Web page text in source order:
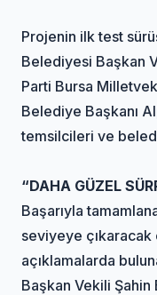
Projenin ilk test
Belediyesi Başkan
Parti Bursa
Belediye Başkanı
temsilcileri ve
“DAHA GÜZEL
Başarıyla
seviyeye çıkaracak
açıklamalarda
Başkan Vekili